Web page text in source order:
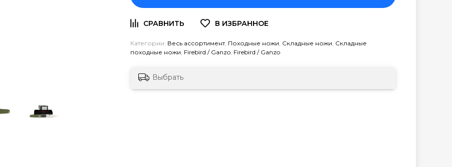
Категории: Весь ассортимент, Походные ножи Складные ножи Складные
походные ножи Firebird / Ganzo Firebird / Ganzo
Выбрать